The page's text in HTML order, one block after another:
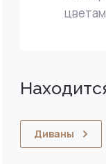
Диваны